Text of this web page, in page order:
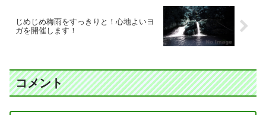
じめじめ梅雨をすっきりと！心地よいヨ
ガを開催します！
コメント